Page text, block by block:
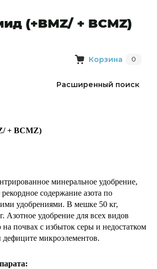
(+BMZ/ + BCMZ)
Корзина 0
Расширенный поиск
+ BCMZ)
минеральное удобрение,
содержание азота по
удобрениями. В мешке 50 кг,
Азотное удобрение для всех видов
на почвах с избыток серы и недостатком
дефиците микроэлементов.